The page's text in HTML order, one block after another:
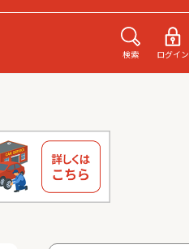
検索 ログイン